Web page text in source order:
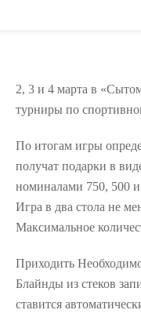
2, 3 и 4 марта в
турниры по
По итогам игры
получат подарки в
номиналами 750, 500
Игра в два стола не
Максимальное
Приходить
Блайнды из стеков
ставится